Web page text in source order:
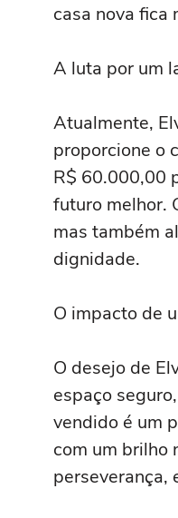
casa nova fica
A luta por um
Atualmente,
proporcione o
R$ 60.000,00
futuro melhor.
mas também
dignidade.
O impacto de
O desejo de
espaço
vendido é um
com um brilho
perseverança,